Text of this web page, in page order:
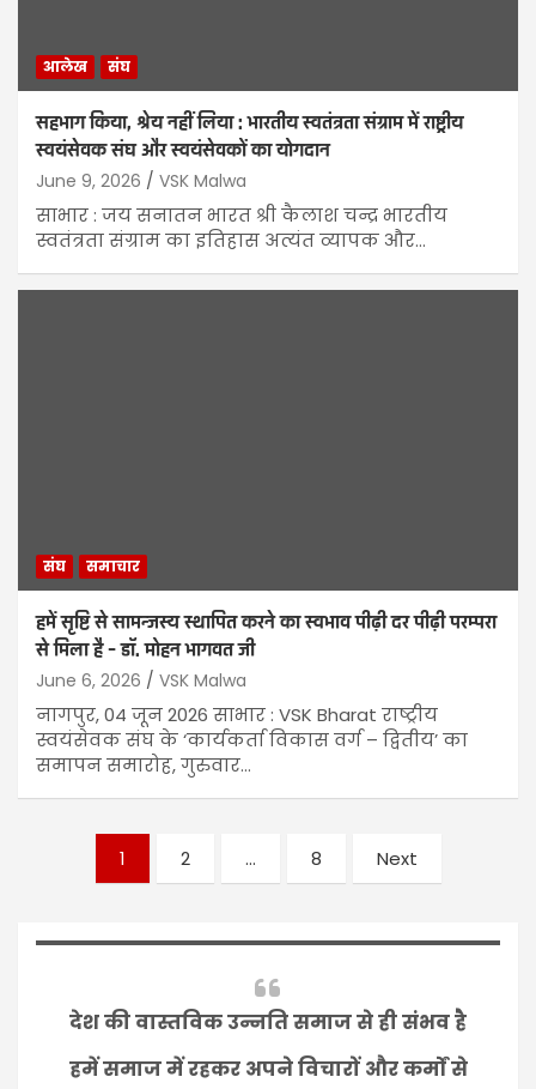
आलेख संघ
सहभाग किया, श्रेय नहीं लिया : भारतीय स्वतंत्रता संग्राम में राष्ट्रीय
स्वयंसेवक संघ और स्वयंसेवकों का योगदान
June 9, 2026 VSK Malwa
साभार : जय सनातन भारत श्री कैलाश चन्द्र भारतीय
स्वतंत्रता संग्राम का इतिहास अत्यंत व्यापक और…
संघ समाचार
हमें सृष्टि से सामन्जस्य स्थापित करने का स्वभाव पीढ़ी दर पीढ़ी परम्परा
से मिला है – डॉ. मोहन भागवत जी
June 6, 2026 VSK Malwa
नागपुर, 04 जून 2026 साभार : VSK Bharat राष्ट्रीय
स्वयंसेवक संघ के ‘कार्यकर्ता विकास वर्ग – द्वितीय’ का
समापन समारोह, गुरुवार…
1 2 … 8 Next
देश की वास्तविक उन्नति समाज से ही संभव है
हमें समाज में रहकर अपने विचारों और कर्मों से